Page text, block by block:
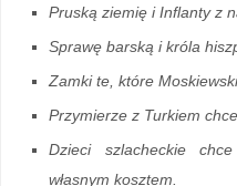
Pruską ziemię i Inflanty z
Sprawę barską i króla
Zamki te, które
Przymierze z Turkiem
Dzieci szlacheckie
własnym kosztem.